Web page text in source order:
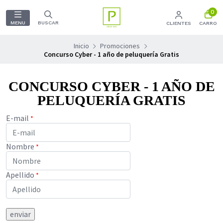
MENU BUSCAR CLIENTES
0
CARRO
Inicio
Promociones
Concurso Cyber - 1 año de peluquería Gratis
CONCURSO CYBER - 1 AÑO DE
PELUQUERÍA GRATIS
E-mail *
Nombre *
Apellido *